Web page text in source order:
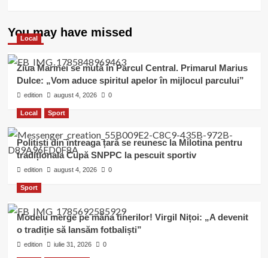
You may have missed
Local
Ziua Marinei se mută în Parcul Central. Primarul Marius
Dulce: „Vom aduce spiritul apelor în mijlocul parcului”
edition august 4, 2026 0
Local Sport
Polițiști din întreaga țară se reunesc la Milotina pentru
tradiționala Cupă SNPPC la pescuit sportiv
edition august 4, 2026 0
Sport
Modelu merge pe mâna tinerilor! Virgil Nițoi: „A devenit
o tradiție să lansăm fotbaliști”
edition iulie 31, 2026 0